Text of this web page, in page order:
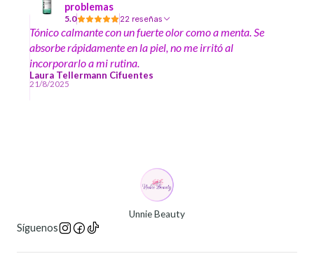
problemas
5.0 22 reseñas
Tónico calmante con un fuerte olor como a menta. Se
absorbe rápidamente en la piel, no me irritó al
incorporarlo a mi rutina.
Laura Tellermann Cifuentes
21/8/2025
Unnie Beauty
Síguenos